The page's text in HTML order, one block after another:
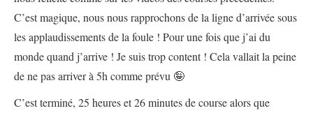
C’est magique, nous nous rapprochons de la ligne d’arrivée sous
les applaudissements de la foule ! Pour une fois que j’ai du
monde quand j’arrive ! Je suis trop content ! Cela vallait la peine
de ne pas arriver à 5h comme prévu 🤪
C’est terminé, 25 heures et 26 minutes de course alors que